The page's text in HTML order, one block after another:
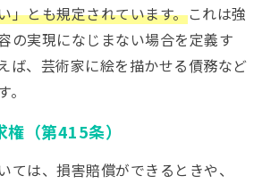
」とも規定されています。これは強
の実現になじまない場合を定義す
ば、芸術家に絵を描かせる債務など
（第415条）
ては、損害賠償ができるときや、